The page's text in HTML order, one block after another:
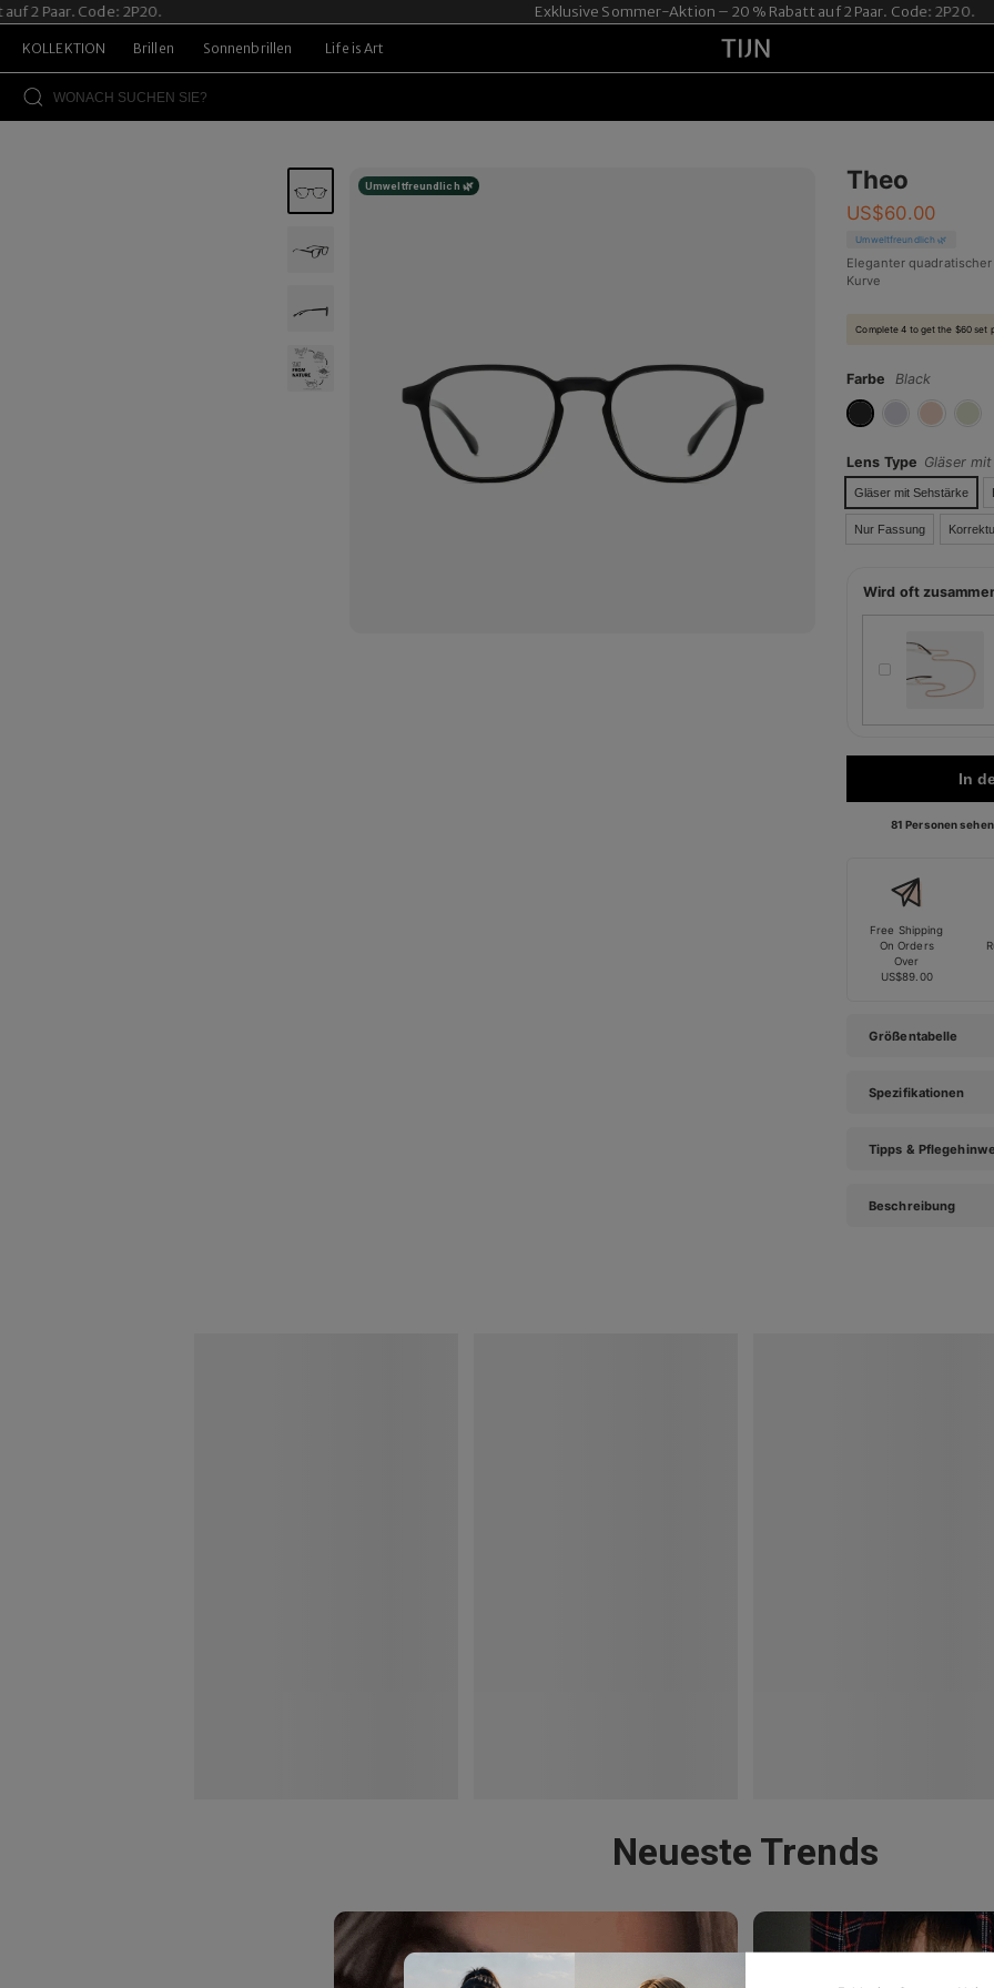
Paar. Code: 2P20. Exklusive Sommer-Aktion – 20 % Rabatt auf 2 Paar. Code: 2P20.
KOLLEKTION Brillen Sonnenbrillen Life is Art
Umweltfreundlich 🌿 Theo
US$60.00
Umweltfreundlich 🌿
Eleganter
Kurve
Complete 4 to get the $60 set
Farbe Black
Lens Type Gläser
Gläser mit Sehstärke
Nur Fassung
Wird oft
In
81 Personen
Free Shipping
On Orders
Over
US$89.00
Größentabelle
Spezifikationen
Tipps &
Beschreibung
Neueste Trends